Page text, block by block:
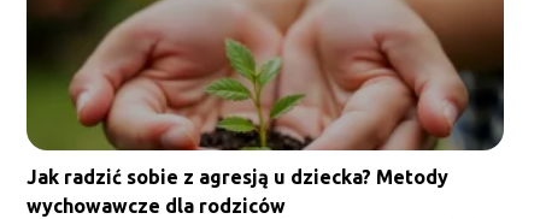
Jak radzić sobie z agresją u dziecka? Metody
wychowawcze dla rodziców